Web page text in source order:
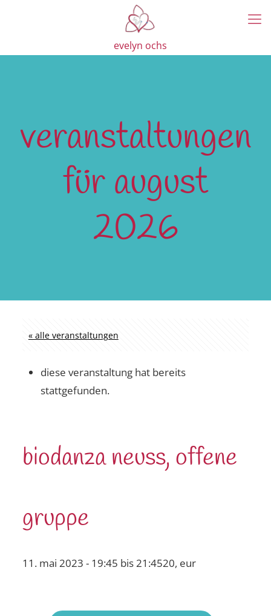
evelyn ochs
veranstaltungen
für august
2026
« alle veranstaltungen
diese veranstaltung hat bereits
stattgefunden.
biodanza neuss, offene
gruppe
11. mai 2023 - 19:45 bis21:4520, eur